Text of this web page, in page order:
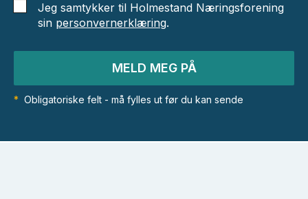
Jeg samtykker til Holmestand Næringsforening
sin personvernerklæring.
MELD MEG PÅ
* Obligatoriske felt - må fylles ut før du kan sende